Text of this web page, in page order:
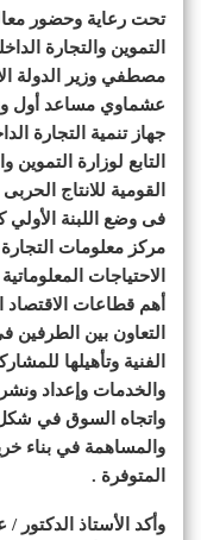
تحت رعاية وحضور
التموين ‏‏والتجارة
مصطفي وزير الدولة
عشماوي مساعد أول
جهاز تنمية التجارة
التابع لوزارة التموين
القومية للانتاج
فى وضع اللبنة الأولي
مركز معلومات التجارة
الاحتياجات
أهم قطاعات
التعاون بين الطرفين
الفنية وتأهيلها
والخدمات وإعداد
واتجاه السوق في
والمساهمة في بناء
المتوفرة .
وأكد الأستاذ الدكتور